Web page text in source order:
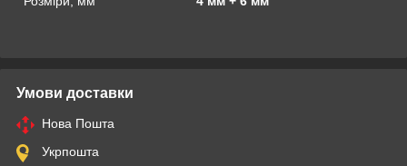
Умови доставки
Нова Пошта
Укрпошта